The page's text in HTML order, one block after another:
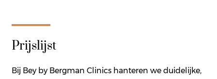
Prijslijst
Bij Bey by Bergman Clinics hanteren we duidelijke,